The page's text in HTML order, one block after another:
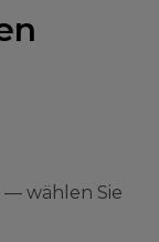
— wählen Sie